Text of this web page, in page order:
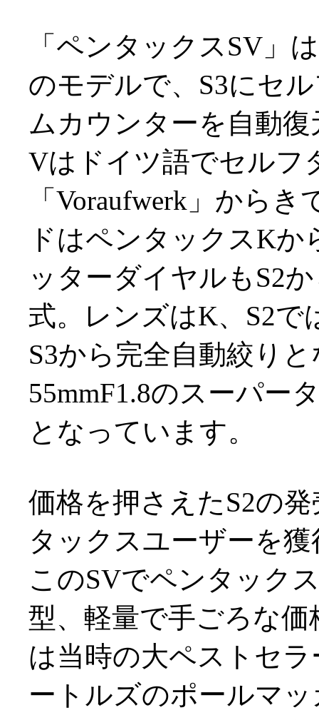
「ペンタックスSV」
のモデルで、S3にセ
ムカウンターを自動
Vはドイツ語でセルフ
「Voraufwerk」から
ドはペンタックスKか
ッターダイヤルもS2
式。レンズはK、S2で
S3から完全自動絞り
55mmF1.8のスーパー
となっています。
価格を押さえたS2の
タックスユーザーを
このSVでペンタック
型、軽量で手ごろな
は当時の大ペストセ
ートルズのポールマ